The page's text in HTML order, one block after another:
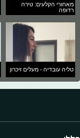
מאחורי הקלעים: טירה
רדופה
טליה עובדיה - מעלים זיכרון